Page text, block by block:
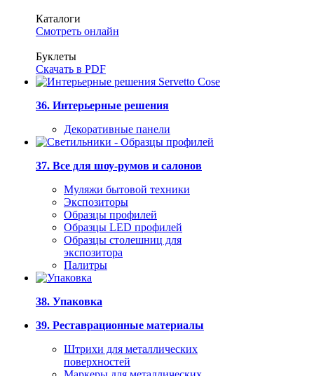
Каталоги
Смотреть онлайн
Буклеты
Скачать в PDF
36. Интерьерные решения
Декоративные панели
37. Все для шоу-румов и салонов
Муляжи бытовой техники
Экспозиторы
Образцы профилей
Образцы LED профилей
Образцы столешниц для
экспозитора
Палитры
38. Упаковка
39. Реставрационные материалы
Штрихи для металлических
поверхностей